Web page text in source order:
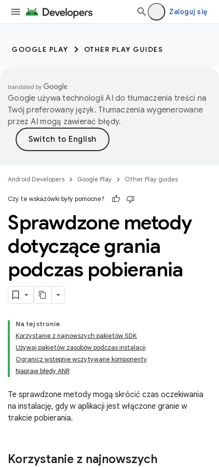
Zaloguj się
GOOGLE PLAY OTHER PLAY GUIDES
Google używa technologii AI do tłumaczenia treści na
Twój preferowany język. Tłumaczenia wygenerowane
przez AI mogą zawierać błędy.
Android Developers Google Play Other Play guides
Czy te wskazówki były pomocne?
Sprawdzone metody
dotyczące grania
podczas pobierania
Na tej stronie
Korzystanie z najnowszych pakietów SDK
Używaj pakietów zasobów podczas instalacji
Ogranicz wstępnie wczytywane komponenty
Napraw błędy ANR
Te sprawdzone metody mogą skrócić czas oczekiwania
na instalację, gdy w aplikacji jest włączone granie w
trakcie pobierania.
Korzystanie z najnowszych